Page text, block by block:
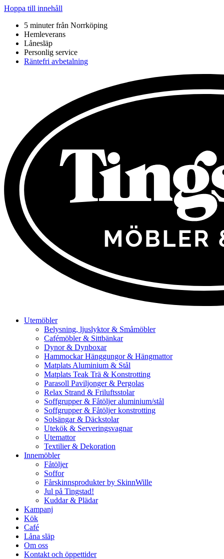
Hoppa till innehåll
5 minuter från Norrköping
Hemleverans
Lånesläp
Personlig service
Räntefri avbetalning
Utemöbler
Belysning, ljuslyktor & Småmöbler
Cafémöbler & Sittbänkar
Dynor & Dynboxar
Hammockar Hänggungor & Hängmattor
Matplats Aluminium & Stål
Matplats Teak Trä & Konstrotting
Parasoll Paviljonger & Pergolas
Relax Strand & Friluftsstolar
Soffgrupper & Fåtöljer aluminium/stål
Soffgrupper & Fåtöljer konstrotting
Solsängar & Däckstolar
Utekök & Serveringsvagnar
Utemattor
Textilier & Dekoration
Innemöbler
Fåtöljer
Soffor
Fårskinnsprodukter by SkinnWille
Jul på Tingstad!
Kuddar & Plädar
Kampanj
Kök
Café
Låna släp
Om oss
Kontakt och öppettider